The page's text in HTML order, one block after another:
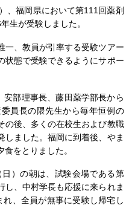
、福岡県において第111回薬剤
生が受験しました。
一、教員が引率する受験ツアー
状態で受験できるようにサポー
部理事長、藤田薬学部長から
員長の隈先生から毎年恒例の
の後、多くの在校生および教職
しました。福岡に到着後、やま
をとりました。
）の朝は、試験会場である第
し、中村学長も応援に来られま
、全員が無事に受験し帰宅し